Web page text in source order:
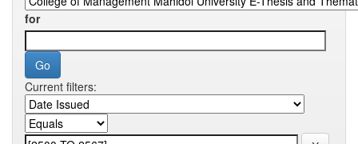
for
Current filters: